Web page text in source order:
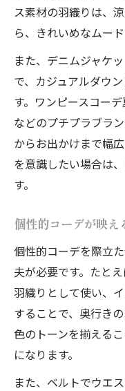
ス素材の羽織りは、
ら、きれいめなムー
また、デニムジャケ
で、カジュアルダウ
す。ワンピースコー
などのプチプラブラ
からお出かけまで幅
を意識したい場合は
す。
個性的コーデが映え
個性的コーデを際立
夫が必要です。たと
羽織りとして使い、
することで、奥行き
色のトーンを揃える
になります。
また、ベルトでウエ